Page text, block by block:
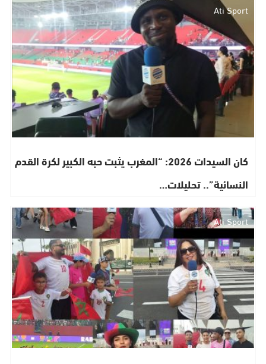
Ati Sport
​كان السيدات 2026: “المغرب يثبت حبه الكبير لكرة القدم
النسائية”.. تحليلات…
Ati Sport